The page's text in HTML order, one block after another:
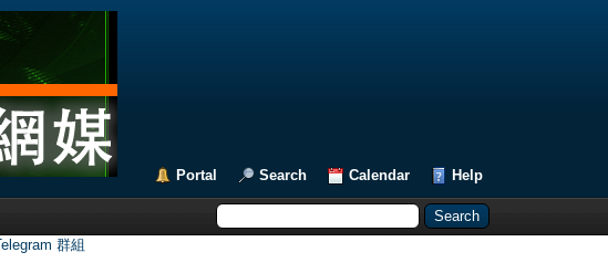
Portal Search Calendar Help
群組